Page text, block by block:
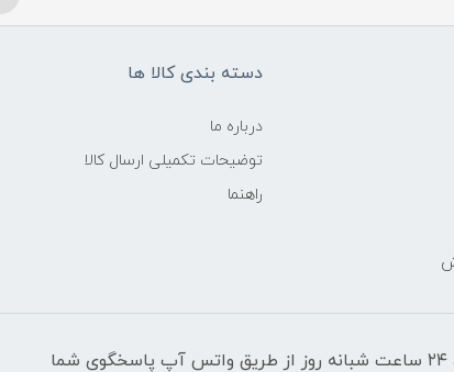
دسته بندی کالا ها
درباره ما
توضیحات تکمیلی ارسال کالا
راهنما
7روز هفته ، ۲۴ ساعت شبانه‌ روز از طریق واتس آپ پاسخگوی شما